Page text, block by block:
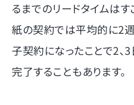
るまでのリードタイムはす
紙の契約では平均的に2
子契約になったことで2、
完了することもあります。